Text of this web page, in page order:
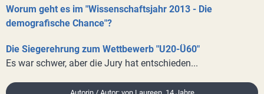
Worum geht es im "Wissenschaftsjahr 2013 - Die
demografische Chance"?
Die Siegerehrung zum Wettbewerb "U20-Ü60"
Es war schwer, aber die Jury hat entschieden...